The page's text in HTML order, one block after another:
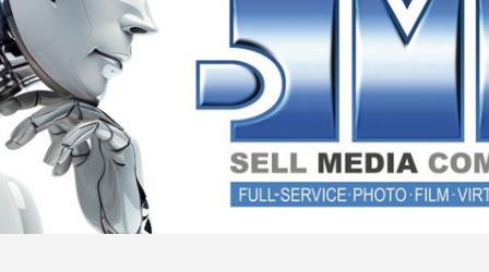
FULL SERVICE
FULL-SERVICE ÜBERSICHT
NEWS
IMAGEFILME
FOTOGRAFIE
GRAFIK-DESIGN
GRAFIK-ÜBERSICHT